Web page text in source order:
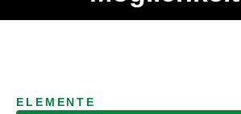
ELEMENTE